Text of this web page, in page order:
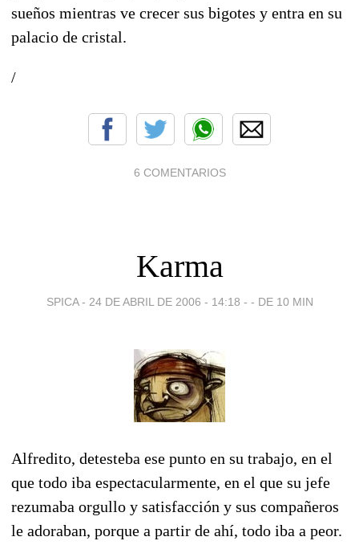
sueños mientras ve crecer sus bigotes y entra en su
palacio de cristal.
/
6 COMENTARIOS
Karma
SPICA - 24 DE ABRIL DE 2006 - 14:18 - - DE 10 MIN
Alfredito, detesteba ese punto en su trabajo, en el
que todo iba espectacularmente, en el que su jefe
rezumaba orgullo y satisfacción y sus compañeros
le adoraban, porque a partir de ahí, todo iba a peor.